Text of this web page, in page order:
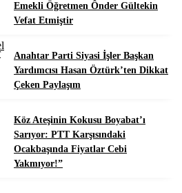
Emekli Öğretmen Ônder Gültekin
Vefat Etmiştir
Anahtar Parti Siyasi İşler Başkan
Yardımcısı Hasan Öztürk’ten Dikkat
Çeken Paylaşım
Köz Ateşinin Kokusu Boyabat’ı
Sarıyor: PTT Karşısındaki
Ocakbaşında Fiyatlar Cebi
Yakmıyor!”